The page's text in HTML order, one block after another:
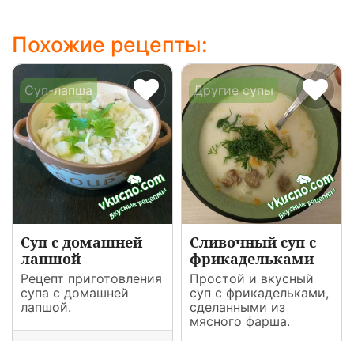
Похожие рецепты:
Суп-лапша
Суп с домашней
лапшой
Рецепт приготовления
супа с домашней
лапшой.
Другие супы
Сливочный суп с
фрикадельками
Простой и вкусный
суп с фрикадельками,
сделанными из
мясного фарша.